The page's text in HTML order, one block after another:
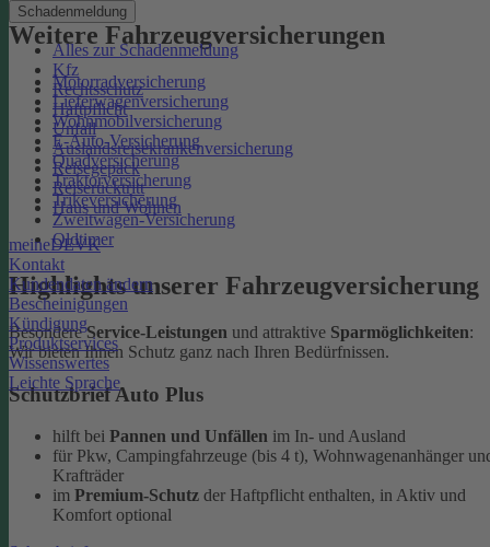
Schadenmeldung
Alles zur Schadenmeldung
Kfz
Rechtsschutz
Haftpflicht
Unfall
Auslandsreisekrankenversicherung
Reisegepäck
Reiserücktritt
Haus und Wohnen
meineDEVK
Kontakt
Kundendaten ändern
Bescheinigungen
Kündigung
Produktservices
Wissenswertes
Leichte Sprache
Weitere Fahrzeugversicherungen
Motorradversicherung
Lieferwagenversicherung
Wohnmobilversicherung
E-Auto-Versicherung
Quadversicherung
Traktorversicherung
Trikeversicherung
Zweitwagen-Versicherung
Oldtimer
Highlights unserer Fahrzeugversicherung
BesondereService-Leistungen und attraktive Sparmöglichkeiten:
Wir bieten Ihnen Schutz ganz nach Ihren Bedürfnissen.
Schutzbrief Auto Plus
hilft bei Pannen und Unfällen im In- und Ausland
für Pkw, Campingfahrzeuge (bis 4 t), Wohnwagenanhänger
Krafträder
im Premium-Schutz der Haftpflicht enthalten, in Aktiv und
Komfort optional